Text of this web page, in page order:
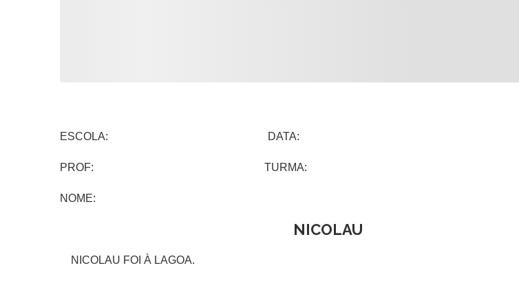
ESCOLA: DATA:
PROF: TURMA:
NOME:
NICOLAU
NICOLAU FOI À LAGOA.